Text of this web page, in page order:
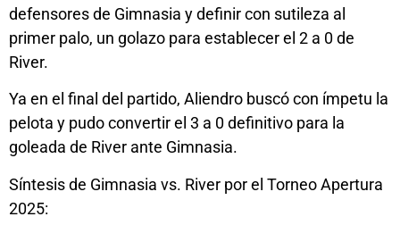
defensores de Gimnasia y definir con sutileza al
primer palo, un golazo para establecer el 2 a 0 de
River.
Ya en el final del partido, Aliendro buscó con ímpetu la
pelota y pudo convertir el 3 a 0 definitivo para la
goleada de River ante Gimnasia.
Síntesis de Gimnasia vs. River por el Torneo Apertura
2025: